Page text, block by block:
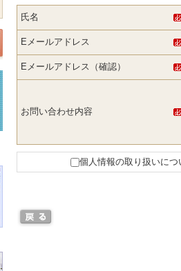
氏名
Eメールアドレス
Eメールアドレス（確認）
お問い合わせ内容
個人情報の取り扱いにつ